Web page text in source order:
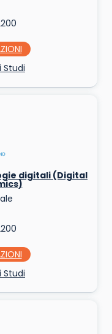
Studi
digitali (Digital
Studi